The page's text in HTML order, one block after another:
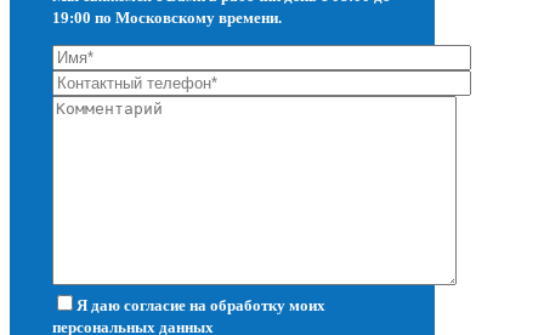
19:00 по Московскому времени.
Я даю согласие на обработку моих
персональных данных